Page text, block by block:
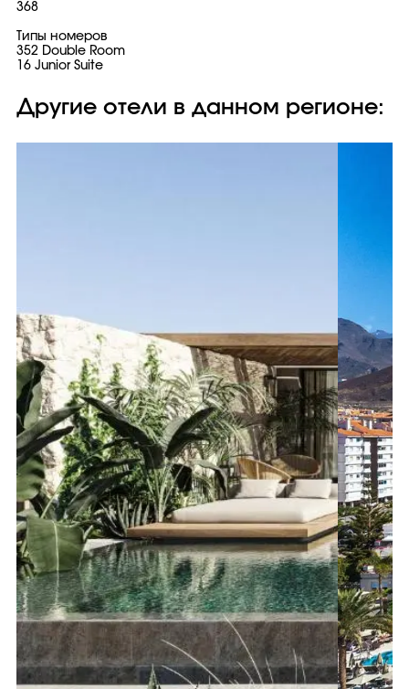
368
Типы номеров
352 Double Room
16 Junior Suite
Другие отели в данном регионе: